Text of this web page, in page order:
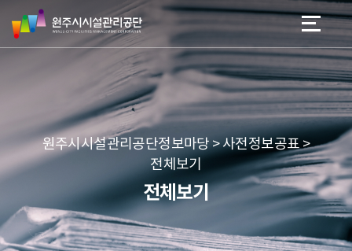
네
본문 바로가기
메뉴 바로가기
원
주
시
리
공
단
원주시시설관리공단정보마당 > 사전정보공표 >
전체보기
전체보기